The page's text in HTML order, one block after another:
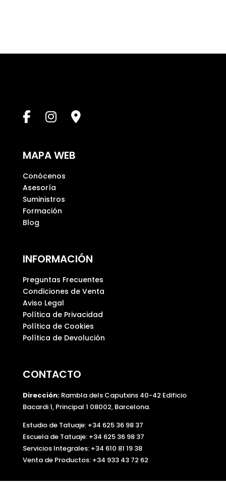
c
a
o
a
c
í
o
.
MAPA WEB
Conócenos
Asesoría
Suministros
Formación
Blog
INFORMACIÓN
Preguntas Frecuentes
Condiciones de Venta
Aviso Legal
Política de Privacidad
Política de Cookies
Política de Devolución
CONTACTO
Dirección:Rambla dels Caputxins 40-42 Edificio
Bacardi 1, Principal 1 08002, Barcelona.
Estudio de Tatuaje: +34 625 36 98 37
Escuela de Tatuaje: +34 625 36 98 37
Servicios Integrales: +34 610 81 19 38
Venta de Productos: +34 933 43 72 62